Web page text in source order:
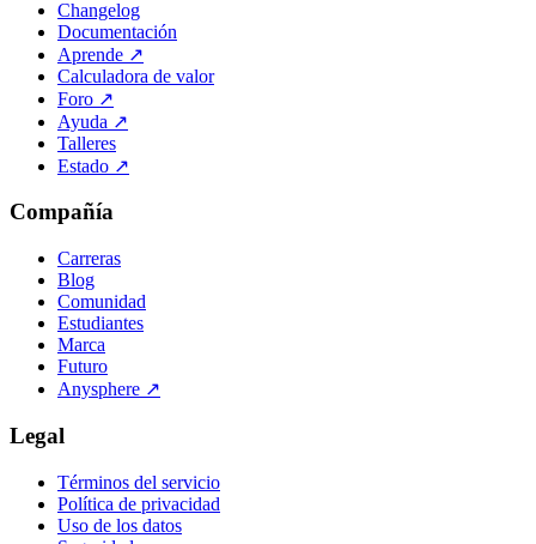
Changelog
Documentación
Aprende ↗
Calculadora de valor
Foro ↗
Ayuda ↗
Talleres
Estado ↗
Compañía
Carreras
Blog
Comunidad
Estudiantes
Marca
Futuro
Anysphere ↗
Legal
Términos del servicio
Política de privacidad
Uso de los datos